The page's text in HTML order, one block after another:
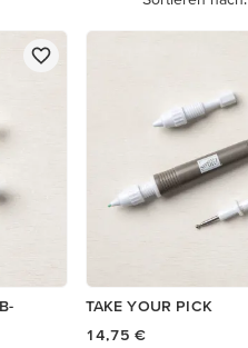
TAKE YOUR PICK
14,75 €